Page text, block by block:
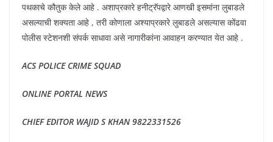
पथकाचे कौतुक केले आहे . अशाप्रकारे हनीट्रॅपद्वारे आणखी इसमांना लुबाडले
असल्याची शक्यता आहे , तरी कोणाला अश्याप्रकारे लुबाडले असल्यास कोंढवा
पोलीस स्टेशनशी संपर्क साधावा असे नागारीकांना आवाहन करण्यात येत आहे .
ACS POLICE CRIME SQUAD
ONLINE PORTAL NEWS
CHIEF EDITOR WAJID S KHAN 9822331526